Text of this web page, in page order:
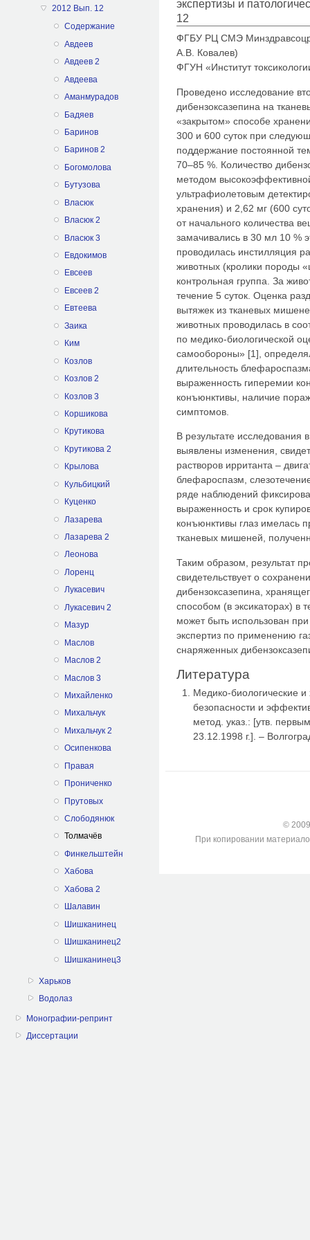
2012 Вып. 12
Содержание
Авдеев
Авдеев 2
Авдеева
Аманмурадов
Бадяев
Баринов
Баринов 2
Богомолова
Бутузова
Власюк
Власюк 2
Власюк 3
Евдокимов
Евсеев
Евсеев 2
Евтеева
Заика
Ким
Козлов
Козлов 2
Козлов 3
Коршикова
Крутикова
Крутикова 2
Крылова
Кульбицкий
Куценко
Лазарева
Лазарева 2
Леонова
Лоренц
Лукасевич
Лукасевич 2
Мазур
Маслов
Маслов 2
Маслов 3
Михайленко
Михальчук
Михальчук 2
Осипенкова
Правая
Прониченко
Прутовых
Слободянюк
Толмачёв
Финкельштейн
Хабова
Хабова 2
Шалавин
Шишканинец
Шишканинец2
Шишканинец3
Харьков
Водолаз
Монографии-репринт
Диссертации
экспертизы и
12
ФГБУ РЦ СМЭ
А.В. Ковалев)
ФГУН «Институт
Проведено исследование
дибензоксазепина на
«закрытом» способе
300 и 600 суток при
поддержание постоянной
70–85 %. Количество
методом
ультрафиолетовым
хранения) и 2,62 мг (600
от начального количества
замачивались в 30 мл 10 %
проводилась инстилляция
животных (кролики породы
контрольная группа. За
течение 5 суток. Оценка
вытяжек из тканевых
животных проводилась в
по медико-биологической
самообороны» [1],
длительность
выраженность гиперемии
конъюнктивы, наличие
симптомов.
В результате исследования
выявлены изменения,
растворов ирританта –
блефароспазм,
ряде наблюдений
выраженность и срок
конъюнктивы глаз имелась
тканевых мишеней,
Таким образом, результат
свидетельствует о
дибензоксазепина,
способом (в эксикаторах) в
может быть использован
экспертиз по применению
снаряженных
Литература
Медико-биологические
безопасности и
метод. указ.: [утв.
23.12.1998 г.]. –
©
При копировании